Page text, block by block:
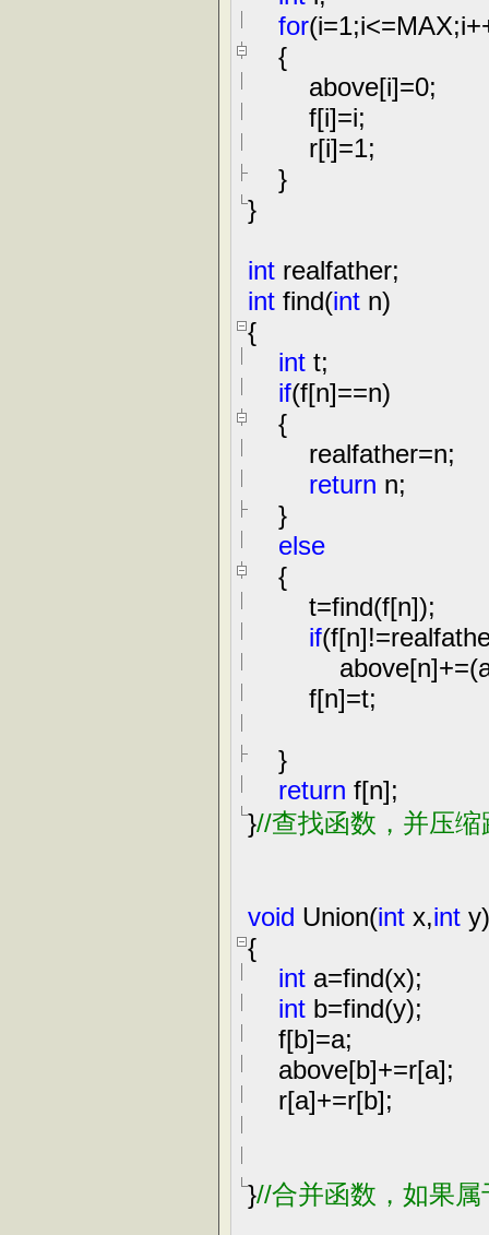
for(i=1;i<=MAX;i
{
above[i]=0;
f[i]=i;
r[i]=1;
}
}
int realfather;
int find(int n)
{
int t;
if(f[n]==n)
{
realfather=n;
return n;
}
else
{
t=find(f[n]);
if(f[n]!=
above[n]+=
f[n]=t;
}
return f[n];
}//查找函数，并压缩
void Union(int x,int y)
{
int a=find(x);
int b=find(y);
f[b]=a;
above[b]+=r[a];
r[a]+=r[b];
}//合并函数，如果